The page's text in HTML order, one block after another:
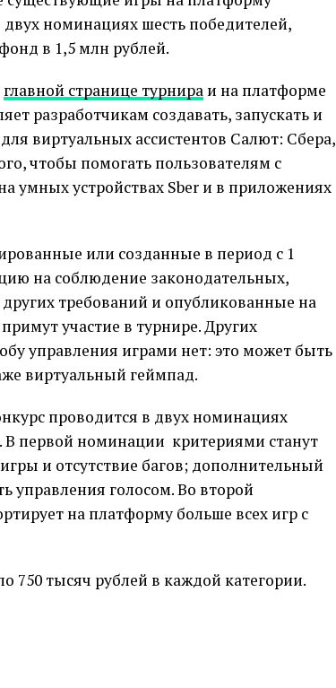
номинациях шесть победителей,
в 1,5 млн рублей.
главной странице турнира и на платформе
разработчикам создавать, запускать и
виртуальных ассистентов Салют: Сбера,
чтобы помогать пользователям с
умных устройствах Sber и в приложениях
или созданные в период с 1
на соблюдение законодательных,
требований и опубликованные на
участие в турнире. Других
управления играми нет: это может быть
виртуальный геймпад.
проводится в двух номинациях
В первой номинации критериями станут
и отсутствие багов; дополнительный
управления голосом. Во второй
на платформу больше всех игр с
тысяч рублей в каждой категории.